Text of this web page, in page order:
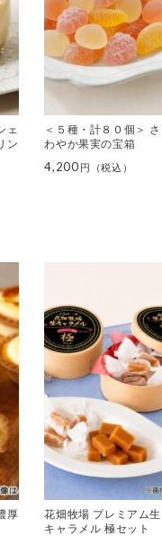
ェ
ン
＜５種・計８０個＞ さ
わやか果実の宝箱
4,200
厚
花畑牧場 プレミアム生
キャラメル 極セット